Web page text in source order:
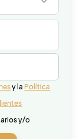
y la Política
y/o